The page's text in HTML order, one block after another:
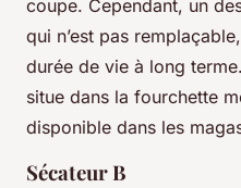
coupe. Cependant, un
qui n’est pas
durée de vie à long
situe dans la fourchette
disponible dans les
Sécateur B